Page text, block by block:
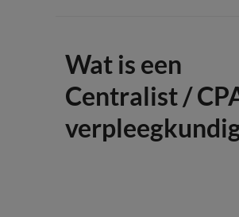
Wat is een
Centralist /